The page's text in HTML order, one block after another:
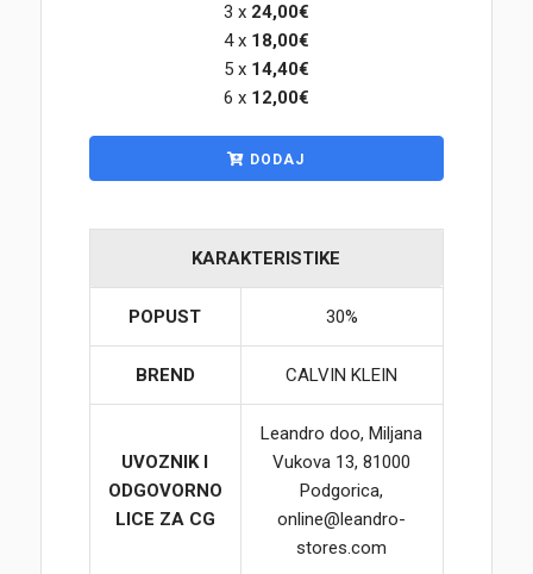
3 x 24,00€
4 x 18,00€
5 x 14,40€
6 x 12,00€
DODAJ
KARAKTERISTIKE
POPUST 30%
BREND CALVIN KLEIN
UVOZNIK I
ODGOVORNO
LICE ZA CG
Leandro doo, Miljana
Vukova 13, 81000
Podgorica,
online@leandro-
stores.com